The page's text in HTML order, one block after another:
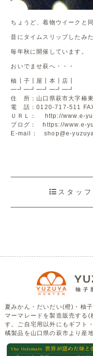
ちょうど、着物ウイークと
昔にタイムスリップしたみた
毎年秋に開催しています。
おいでませ萩へ・・・
柚┃子┃屋┃本┃店┃
━┛━┛━┛━┛━┛
住 所：山口県萩市大字椿
電 話：0120-717-511
ＵＲＬ： http://www.e-
ブログ：https://www.e-
E-mail：shop@e-
スタッ
夏みかん・だいだい(橙)・柚
マーマレードを製造販売する
す。ご自宅用以外にもギフト
橘製品を山口県の萩市より産